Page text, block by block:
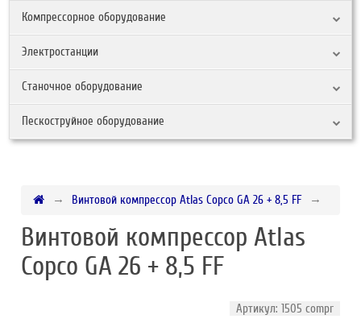
Компрессорное оборудование
Электростанции
Станочное оборудование
Пескоструйное оборудование
Винтовой компрессор Atlas Copco GA 26 + 8,5 FF
Винтовой компрессор Atlas
Copco GA 26 + 8,5 FF
Артикул: 1505 compr